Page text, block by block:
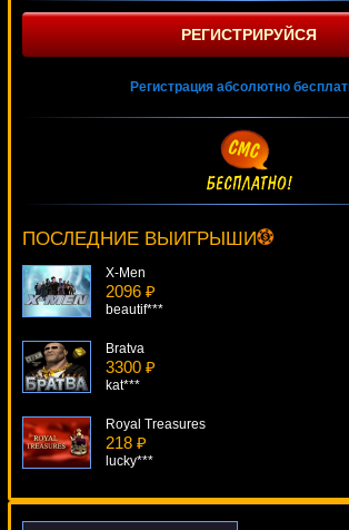
РЕГИСТРИРУЙСЯ
Регистрация абсолютно
ПОСЛЕДНИЕ ВЫИГРЫШИ
DenisVS***
X-Men
2096 ₽
beautif***
Bratva
3300 ₽
kat***
Royal Treasures
218 ₽
lucky***
Genie Wild
4356 ₽